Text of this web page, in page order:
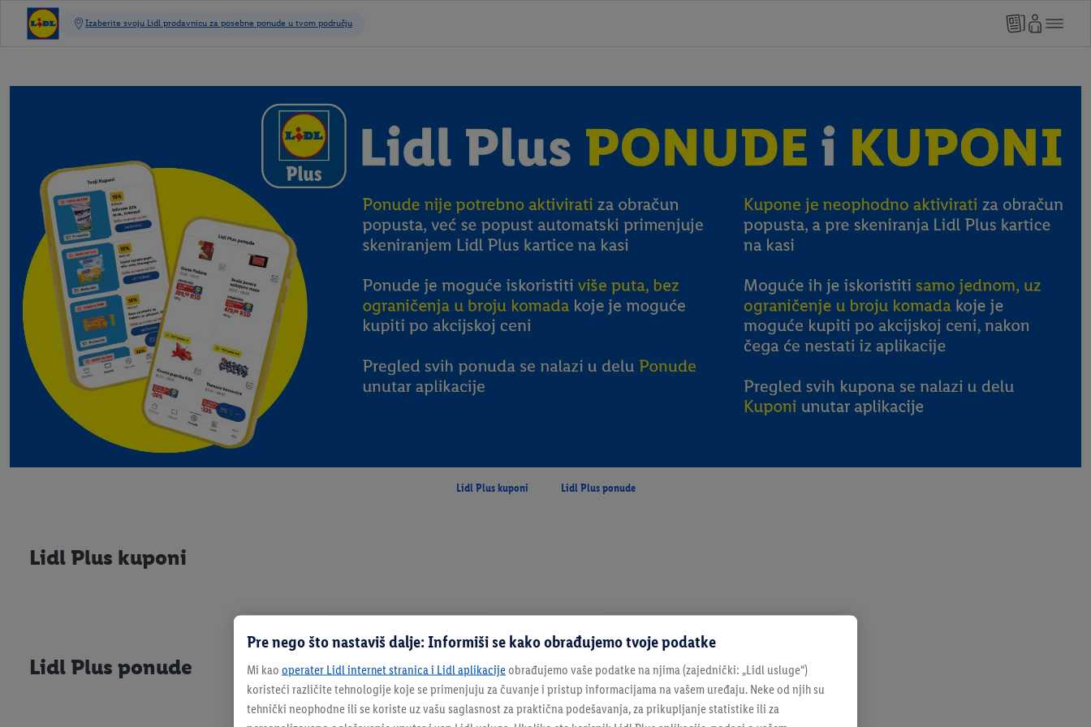
Lidl Plus kuponi Lidl Plus ponude
Lidl Plus kuponi
Lidl Plus ponude
Pre nego što nastaviš dalje: Informiši se kako obrađujemo tvoje podatke
Mi kao operater Lidl internet stranica i Lidl aplikacijeobrađujemo vaše podatke na njima (zajednički: „Lidl usluge“)
koristeći različite tehnologije koje se primenjuju za čuvanje i pristup informacijama na vašem uređaju. Neke od njih su
tehnički neophodne ili se koriste uz vašu saglasnost za praktična podešavanja, za prikupljanje statistike ili za